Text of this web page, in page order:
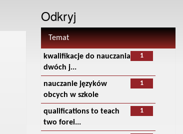
Odkryj
Temat
1
kwalifikacje do nauczania
dwóch j...
1
nauczanie języków
obcych w szkole
1
qualifications to teach
two forei...